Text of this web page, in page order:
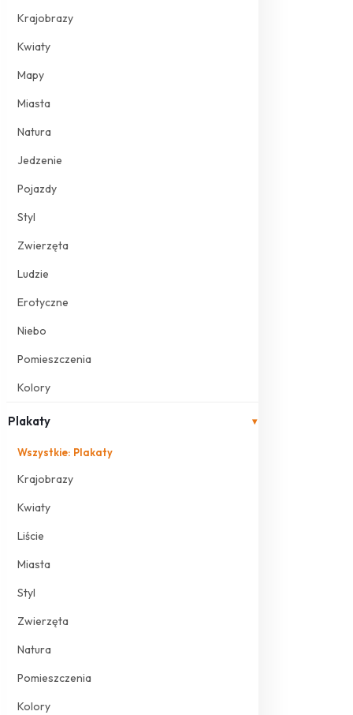
Krajobrazy
Kwiaty
Mapy
Miasta
Natura
Jedzenie
Pojazdy
Styl
Zwierzęta
Ludzie
Erotyczne
Niebo
Pomieszczenia
Kolory
Plakaty ▾
Wszystkie: Plakaty
Krajobrazy
Kwiaty
Liście
Miasta
Styl
Zwierzęta
Natura
Pomieszczenia
Kolory